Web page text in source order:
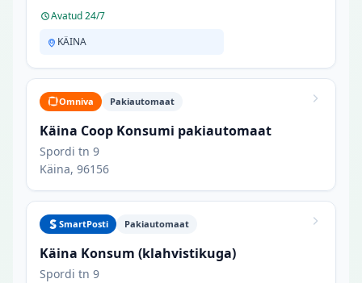
Avatud 24/7
KÄINA
Omniva Pakiautomaat
Käina Coop Konsumi pakiautomaat
Spordi tn 9
Käina, 96156
SmartPosti Pakiautomaat
Käina Konsum (klahvistikuga)
Spordi tn 9